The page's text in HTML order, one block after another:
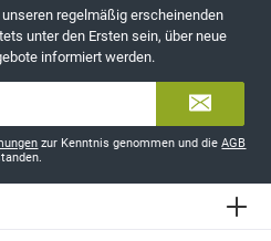
regelmäßig erscheinenden
unter den Ersten sein, über neue
informiert werden.
zur Kenntnis genommen und dieAGB